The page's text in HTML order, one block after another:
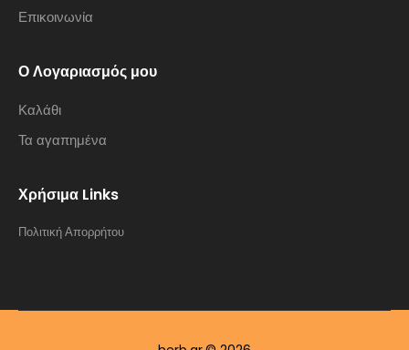
Επικοινωνία
Ο Λογαριασμός μου
Καλάθι
Τα αγαπημένα
Χρήσιμα Links
Πολιτική Απορρήτου